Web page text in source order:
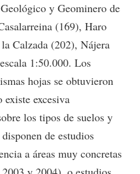
y Geominero de
(169), Haro
Calzada (202), Nájera
1:50.000. Los
hojas se obtuvieron
excesiva
los tipos de suelos y
de estudios
a áreas muy concretas